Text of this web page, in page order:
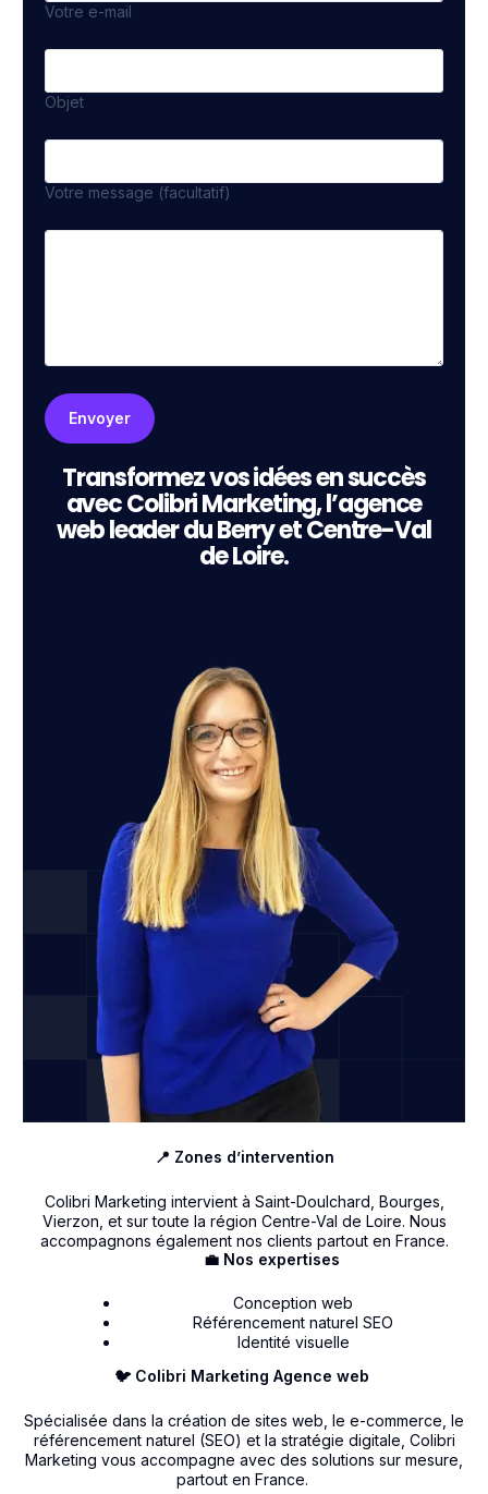
Votre e-mail
Objet
Votre message (facultatif)
Transformez vos idées en succès
avec Colibri Marketing, l’agence
web leader du Berry et Centre-Val
de Loire.
🐦 Colibri Marketing Agence web
Spécialisée dans la création de sites web, le e-commerce, le
référencement naturel (SEO) et la stratégie digitale, Colibri
Marketing vous accompagne avec des solutions sur mesure,
partout en France.
💼 Nos expertises
Conception web
Référencement naturel SEO
Identité visuelle
📍 Zones d’intervention
Colibri Marketing intervient à Saint-Doulchard, Bourges,
Vierzon, et sur toute la région Centre-Val de Loire. Nous
accompagnons également nos clients partout en France.